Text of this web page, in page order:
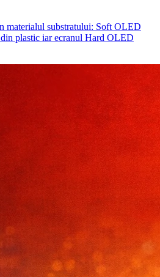
materialul substratului: Soft OLED
plastic iar ecranul Hard OLED